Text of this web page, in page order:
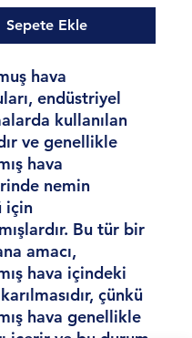
Sepete Ekle
hava
endüstriyel
kullanılan
ve genellikle
hava
nemin
için
Bu tür bir
amacı,
hava içindeki
çünkü
hava genellikle